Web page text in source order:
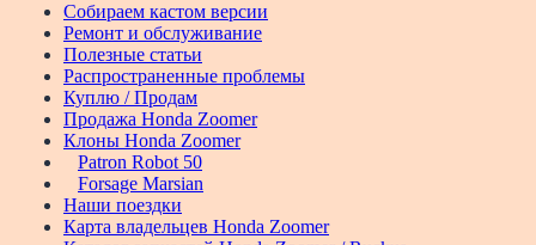
Собираем кастом версии
Ремонт и обслуживание
Полезные статьи
Распространенные проблемы
Куплю / Продам
Продажа Honda Zoomer
Клоны Honda Zoomer
Patron Robot 50
Forsage Marsian
Наши поездки
Карта владельцев Honda Zoomer